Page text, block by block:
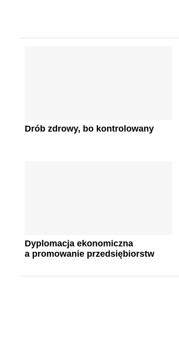
Drób zdrowy, bo kontrolowany
Dyplomacja ekonomiczna
a promowanie przedsiębiorstw